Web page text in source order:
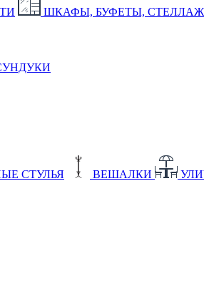
ШКАФЫ, БУФЕТЫ,
СТУЛЬЯ ВЕШАЛКИ